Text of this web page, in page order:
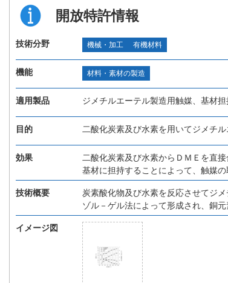
開放特許情報
技術分野 機械・加工 有機材料
機能 材料・素材の製造
適用製品 ジメチルエーテル製造用触媒、基材
目的 二酸化炭素及び水素を用いてジメチ
効果
二酸化炭素及び水素からＤＭＥを直
基材に担持することによって、触媒の
技術概要
炭素酸化物及び水素を反応させてジ
ゾル－ゲル法によって形成され、銅
イメージ図